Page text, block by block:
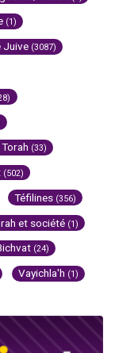
(1)
Juive (3087)
(33)
(502)
Téfilines (356)
et société (1)
(24)
Vayichla'h (1)